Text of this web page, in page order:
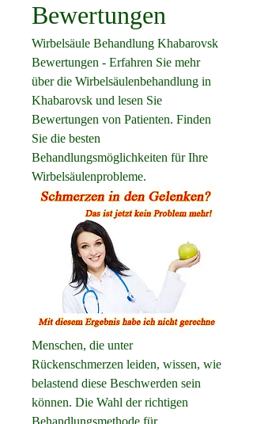
Bewertungen
Wirbelsäule Behandlung Khabarovsk
Bewertungen - Erfahren Sie mehr
über die Wirbelsäulenbehandlung in
Khabarovsk und lesen Sie
Bewertungen von Patienten. Finden
Sie die besten
Behandlungsmöglichkeiten für Ihre
Wirbelsäulenprobleme.
Menschen, die unter
Rückenschmerzen leiden, wissen, wie
belastend diese Beschwerden sein
können. Die Wahl der richtigen